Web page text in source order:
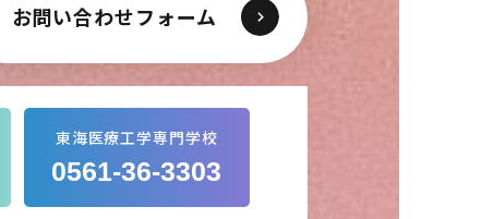
お問い合わせフォーム
東海医療工学専門学校
0561-36-3303